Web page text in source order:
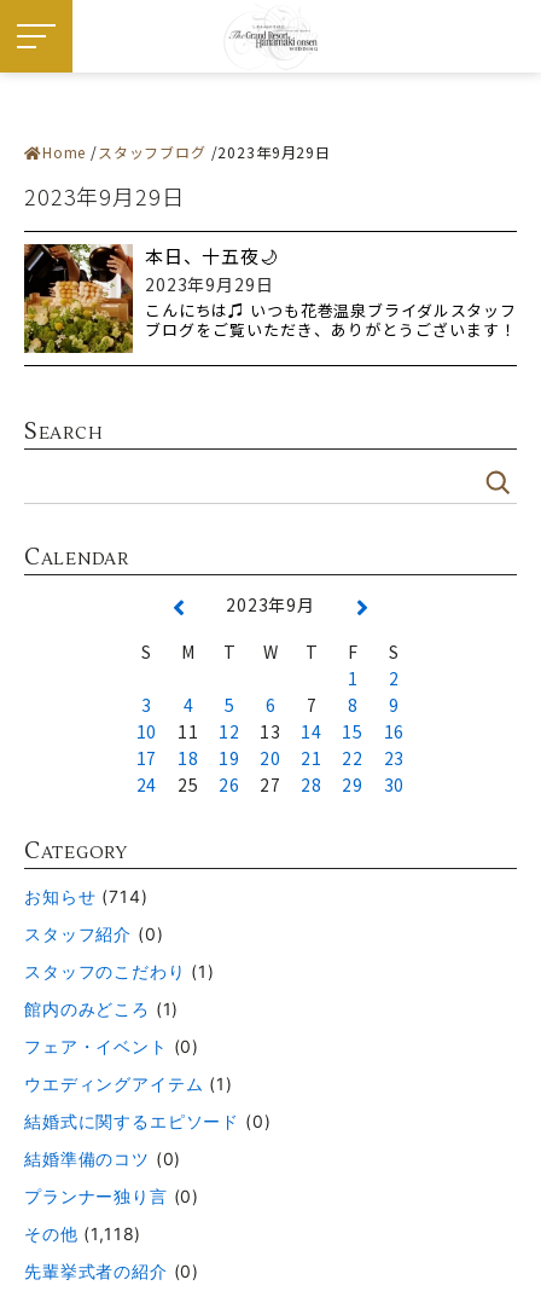
施設紹介
― 宴会会場
お料理
ドレス・和装
フェア
プラン
お知らせ・イベント
ウエディングレポート
ステイウエディング
フォトギャラリー
佳松園でのご婚礼
来館予約
資料請求
お問い合わせ
Home スタッフブログ 2023年9月29日
2023年9月29日
本日、十五夜🌙
2023年9月29日
こんにちは♫ いつも花巻温泉ブライダルスタッフ
ブログをご覧いただき、ありがとうございます！
SEARCH
CALENDAR
2023年9月
S
M T W T F
S
1
2
3
4 5 6 7 8
9
10
11 12 13 14 15
16
17
18 19 20 21 22
23
24
25 26 27 28 29 30
CATEGORY
お知らせ (714)
スタッフ紹介 (0)
スタッフのこだわり (1)
館内のみどころ (1)
フェア・イベント (0)
ウエディングアイテム (1)
結婚式に関するエピソード (0)
結婚準備のコツ (0)
プランナー独り言 (0)
その他 (1,118)
先輩挙式者の紹介 (0)